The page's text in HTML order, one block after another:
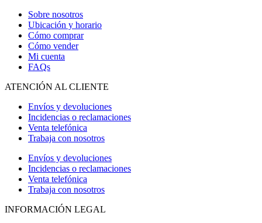
Sobre nosotros
Ubicación y horario
Cómo comprar
Cómo vender
Mi cuenta
FAQs
ATENCIÓN AL CLIENTE
Envíos y devoluciones
Incidencias o reclamaciones
Venta telefónica
Trabaja con nosotros
Envíos y devoluciones
Incidencias o reclamaciones
Venta telefónica
Trabaja con nosotros
INFORMACIÓN LEGAL